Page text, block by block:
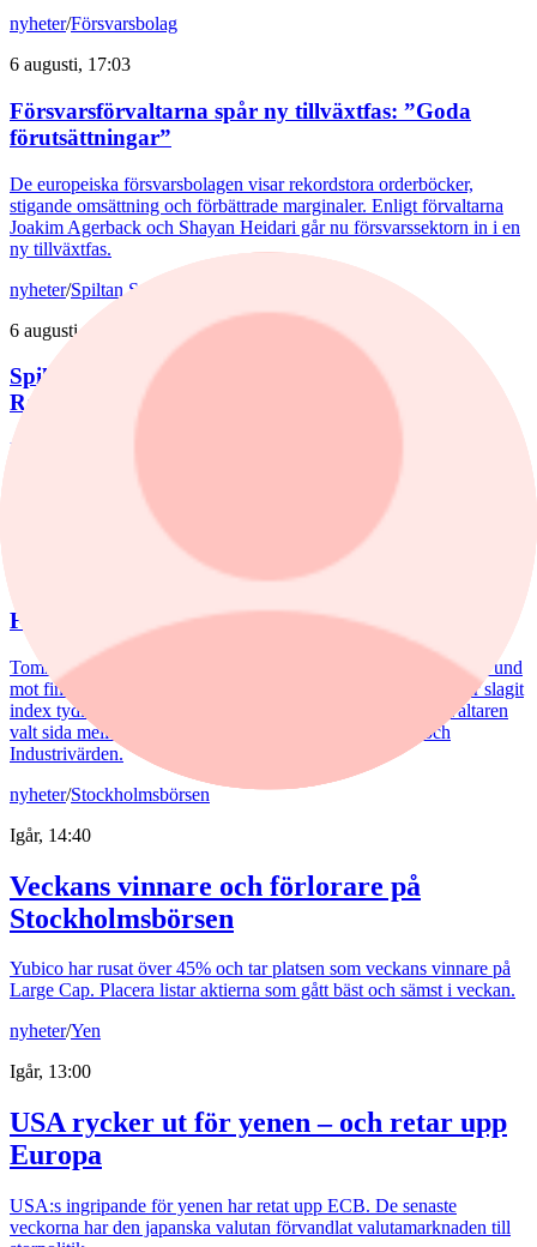
nyheter/Försvarsbolag
6 augusti, 17:03
Försvarsförvaltarna spår ny tillväxtfas: ”Goda
förutsättningar”
De europeiska försvarsbolagen visar rekordstora orderböcker,
stigande omsättning och förbättrade marginaler. Enligt förvaltarna
Joakim Agerback och Shayan Heidari går nu försvarssektorn in i en
ny tillväxtfas.
nyheter/Spiltan Småbolagsfond
6 augusti, 14:51
Spiltan Småbolagsfond lyfte i juli – tar in
RaySearch
Efter en svagare utveckling hittills i år fick Spiltan Småbolagsfond
RaySearch Laboratories är ett nytt innehav i fonden.
Aktiefonder
Fondvinnare med banktung portfölj
Tommi Saukkoriipi har styrt nästan halva SEB Swedish Value Fund
mot finanssektorn. Det har varit ett vinnande drag. Fonden har slagit
index tydligt både i år och på längre sikt. Samtidigt har förvaltaren
valt sida mellan börsens två stora maktbolag - Investor och
Industrivärden.
nyheter/Stockholmsbörsen
Igår, 14:40
Veckans vinnare och förlorare på
Stockholmsbörsen
Yubico har rusat över 45% och tar platsen som veckans vinnare på
Large Cap. Placera listar aktierna som gått bäst och sämst i veckan.
nyheter/Yen
Igår, 13:00
USA rycker ut för yenen – och retar upp
Europa
USA:s ingripande för yenen har retat upp ECB. De senaste
veckorna har den japanska valutan förvandlat valutamarknaden till